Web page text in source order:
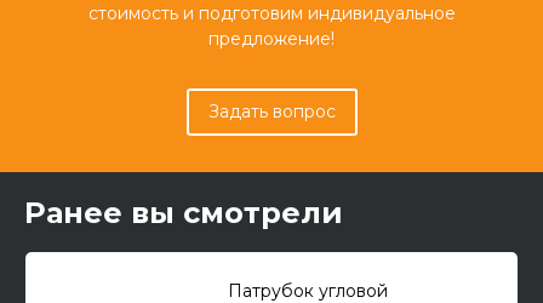
стоимость и подготовим индивидуальное
предложение!
Задать вопрос
Ранее вы смотрели
Патрубок угловой